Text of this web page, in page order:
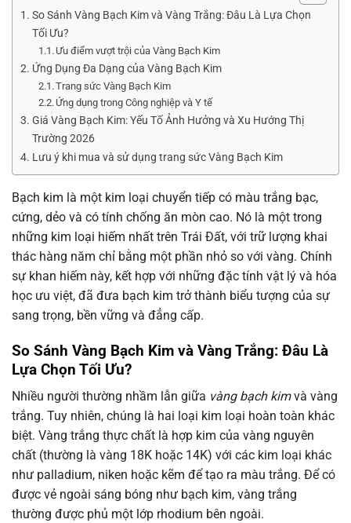
So Sánh Vàng Bạch Kim và Vàng Trắng: Đâu Là Lựa Chọn
Tối Ưu?
Ưu điểm vượt trội của Vàng Bạch Kim
Ứng Dụng Đa Dạng của Vàng Bạch Kim
Trang sức Vàng Bạch Kim
Ứng dụng trong Công nghiệp và Y tế
Giá Vàng Bạch Kim: Yếu Tố Ảnh Hưởng và Xu Hướng Thị
Trường 2026
Lưu ý khi mua và sử dụng trang sức Vàng Bạch Kim
Bạch kim là một kim loại chuyển tiếp có màu trắng bạc,
cứng, dẻo và có tính chống ăn mòn cao. Nó là một trong
những kim loại hiếm nhất trên Trái Đất, với trữ lượng khai
thác hàng năm chỉ bằng một phần nhỏ so với vàng. Chính
sự khan hiếm này, kết hợp với những đặc tính vật lý và hóa
học ưu việt, đã đưa bạch kim trở thành biểu tượng của sự
sang trọng, bền vững và đẳng cấp.
So Sánh Vàng Bạch Kim và Vàng Trắng: Đâu Là
Lựa Chọn Tối Ưu?
Nhiều người thường nhầm lẫn giữa vàng bạch kimvà vàng
trắng. Tuy nhiên, chúng là hai loại kim loại hoàn toàn khác
biệt. Vàng trắng thực chất là hợp kim của vàng nguyên
chất (thường là vàng 18K hoặc 14K) với các kim loại khác
như palladium, niken hoặc kẽm để tạo ra màu trắng. Để có
được vẻ ngoài sáng bóng như bạch kim, vàng trắng
thường được phủ một lớp rhodium bên ngoài.